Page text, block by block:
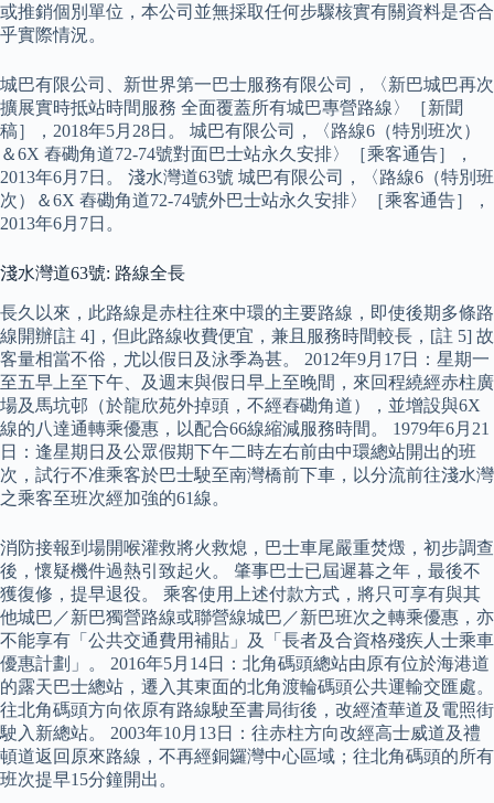
或推銷個別單位，本公司並無採取任何步驟核實有關資料是否合
乎實際情況。
城巴有限公司、新世界第一巴士服務有限公司，〈新巴城巴再次
擴展實時抵站時間服務 全面覆蓋所有城巴專營路線〉［新聞
稿］，2018年5月28日。 城巴有限公司，〈路線6（特別班次）
＆6X 舂磡角道72-74號對面巴士站永久安排〉［乘客通告］，
2013年6月7日。 淺水灣道63號 城巴有限公司，〈路線6（特別班
次）＆6X 舂磡角道72-74號外巴士站永久安排〉［乘客通告］，
2013年6月7日。
淺水灣道63號: 路線全長
長久以來，此路線是赤柱往來中環的主要路線，即使後期多條路
線開辦[註 4]，但此路線收費便宜，兼且服務時間較長，[註 5] 故
客量相當不俗，尤以假日及泳季為甚。 2012年9月17日：星期一
至五早上至下午、及週末與假日早上至晚間，來回程繞經赤柱廣
場及馬坑邨（於龍欣苑外掉頭，不經舂磡角道），並增設與6X
線的八達通轉乘優惠，以配合66線縮減服務時間。 1979年6月21
日：逢星期日及公眾假期下午二時左右前由中環總站開出的班
次，試行不准乘客於巴士駛至南灣橋前下車，以分流前往淺水灣
之乘客至班次經加強的61線。
消防接報到場開喉灌救將火救熄，巴士車尾嚴重焚燬，初步調查
後，懷疑機件過熱引致起火。 肇事巴士已屆遲暮之年，最後不
獲復修，提早退役。 乘客使用上述付款方式，將只可享有與其
他城巴／新巴獨營路線或聯營線城巴／新巴班次之轉乘優惠，亦
不能享有「公共交通費用補貼」及「長者及合資格殘疾人士乘車
優惠計劃」。 2016年5月14日：北角碼頭總站由原有位於海港道
的露天巴士總站，遷入其東面的北角渡輪碼頭公共運輸交匯處。
往北角碼頭方向依原有路線駛至書局街後，改經渣華道及電照街
駛入新總站。 2003年10月13日：往赤柱方向改經高士威道及禮
頓道返回原來路線，不再經銅鑼灣中心區域；往北角碼頭的所有
班次提早15分鐘開出。